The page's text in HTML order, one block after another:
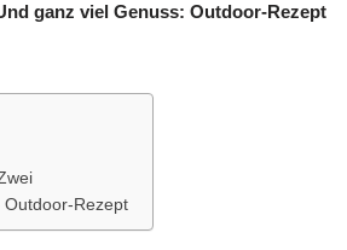
ganz viel Genuss: Outdoor-Rezept
Rezept